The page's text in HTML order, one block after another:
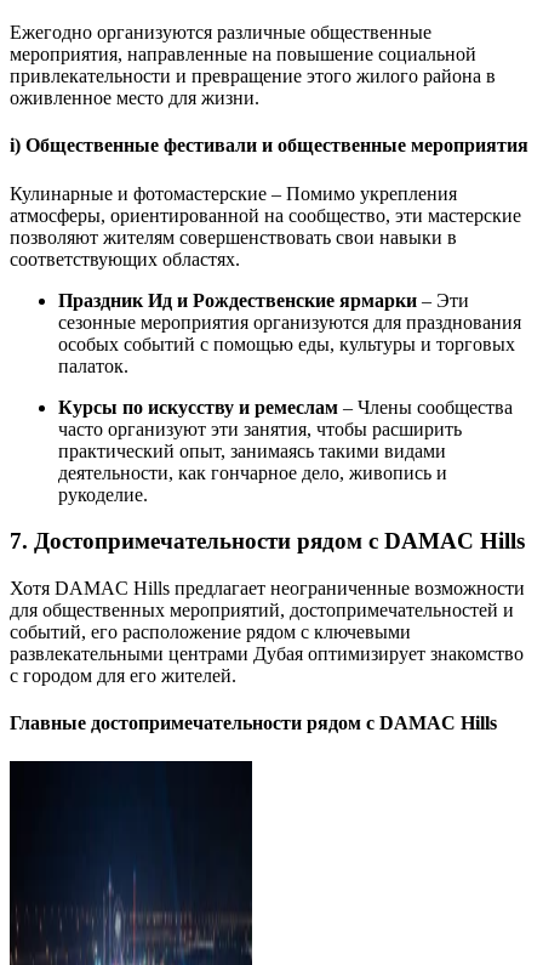
Ежегодно организуются различные общественные
мероприятия, направленные на повышение социальной
привлекательности и превращение этого жилого района в
оживленное место для жизни.
i) Общественные фестивали и общественные мероприятия
Кулинарные и фотомастерские – Помимо укрепления
атмосферы, ориентированной на сообщество, эти мастерские
позволяют жителям совершенствовать свои навыки в
соответствующих областях.
Праздник Ид и Рождественские ярмарки – Эти
сезонные мероприятия организуются для празднования
особых событий с помощью еды, культуры и торговых
палаток.
Курсы по искусству и ремеслам – Члены сообщества
часто организуют эти занятия, чтобы расширить
практический опыт, занимаясь такими видами
деятельности, как гончарное дело, живопись и
рукоделие.
7. Достопримечательности рядом с DAMAC Hills
Хотя DAMAC Hills предлагает неограниченные возможности
для общественных мероприятий, достопримечательностей и
событий, его расположение рядом с ключевыми
развлекательными центрами Дубая оптимизирует знакомство
с городом для его жителей.
Главные достопримечательности рядом с DAMAC Hills